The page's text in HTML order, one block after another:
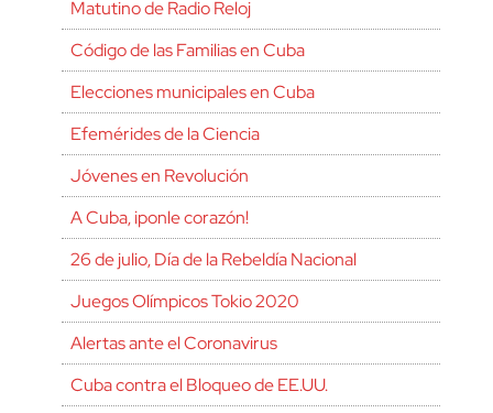
Matutino de Radio Reloj
Código de las Familias en Cuba
Elecciones municipales en Cuba
Efemérides de la Ciencia
Jóvenes en Revolución
A Cuba, ¡ponle corazón!
26 de julio, Día de la Rebeldía Nacional
Juegos Olímpicos Tokio 2020
Alertas ante el Coronavirus
Cuba contra el Bloqueo de EE.UU.